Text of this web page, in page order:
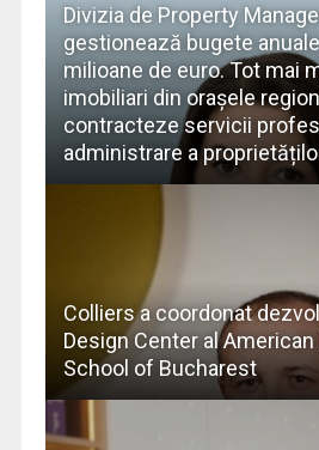
Divizia de Property
gestionează bugete
milioane de euro. Tot mai
imobiliari din orașele
contracteze servicii
administrare a
Colliers a coordonat
Design Center al
School of Bucharest